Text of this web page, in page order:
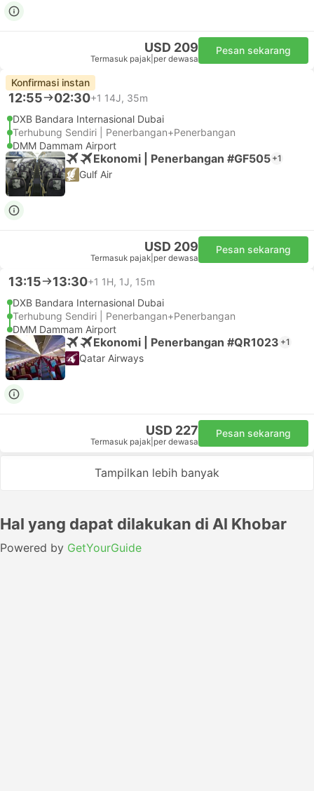
USD 209
Termasuk pajak per dewasa
Pesan sekarang
Konfirmasi instan
12:55 02:30+1 14J, 35m
DXB Bandara Internasional Dubai
Terhubung Sendiri | Penerbangan+Penerbangan
DMM Dammam Airport
Ekonomi | Penerbangan #GF505 +1
Gulf Air
USD 209
Termasuk pajak per dewasa
Pesan sekarang
13:15 13:30+1 1H, 1J, 15m
DXB Bandara Internasional Dubai
Terhubung Sendiri | Penerbangan+Penerbangan
DMM Dammam Airport
Ekonomi | Penerbangan #QR1023 +1
Qatar Airways
USD 227
Termasuk pajak per dewasa
Pesan sekarang
Tampilkan lebih banyak
Hal yang dapat dilakukan di Al Khobar
Powered by GetYourGuide